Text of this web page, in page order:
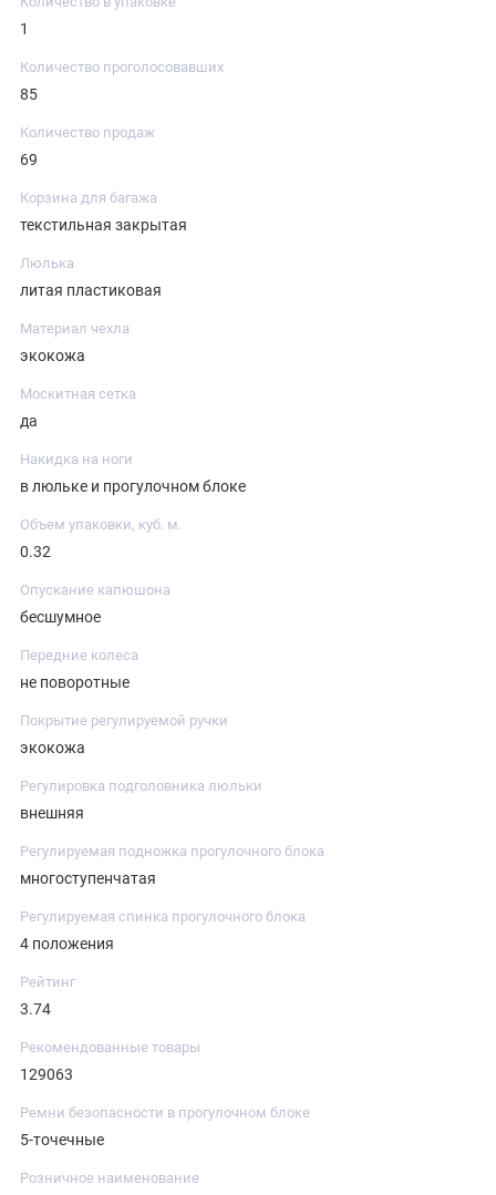
1
Количество проголосовавших
85
Количество продаж
69
Корзина для багажа
текстильная закрытая
Люлька
литая пластиковая
Материал чехла
экокожа
Москитная сетка
да
Накидка на ноги
в люльке и прогулочном блоке
Объем упаковки, куб. м.
0.32
Опускание капюшона
бесшумное
Передние колеса
не поворотные
Покрытие регулируемой ручки
экокожа
Регулировка подголовника люльки
внешняя
Регулируемая подножка прогулочного блока
многоступенчатая
Регулируемая спинка прогулочного блока
4 положения
Рейтинг
3.74
Рекомендованные товары
129063
Ремни безопасности в прогулочном блоке
5-точечные
Розничное наименование